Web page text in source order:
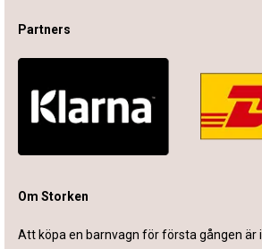
Partners
Om Storken
Att köpa en barnvagn för första gången är